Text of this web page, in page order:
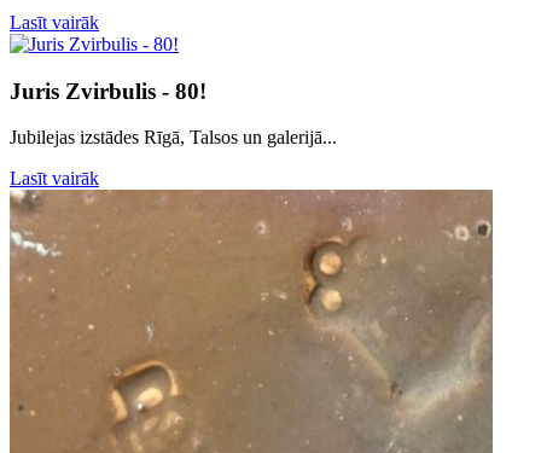
Lasīt vairāk
Juris Zvirbulis - 80!
Jubilejas izstādes Rīgā, Talsos un galerijā...
Lasīt vairāk